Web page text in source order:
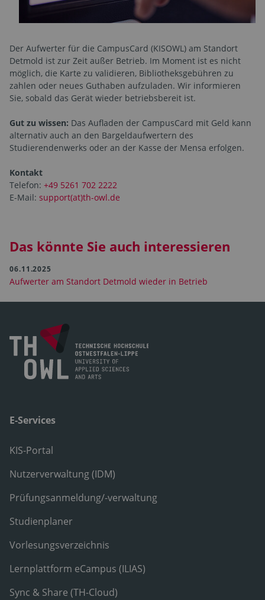
Der Aufwerter für die CampusCard (KISOWL) am Standort
Detmold ist zur Zeit außer Betrieb. Im Moment ist es nicht
möglich, die Karte zu validieren, Bibliotheksgebühren zu
zahlen oder neues Guthaben aufzuladen. Wir informieren
Sie, sobald das Gerät wieder betriebsbereit ist.
Gut zu wissen: Das Aufladen der CampusCard mit Geld kann
alternativ auch an den Bargeldaufwertern des
Studierendenwerks oder an der Kasse der Mensa erfolgen.
Kontakt
Telefon: +49 5261 702 2222
E-Mail: support(at)th-owl.de
Das könnte Sie auch interessieren
06.11.2025
Aufwerter am Standort Detmold wieder in Betrieb
E-Services
KIS-Portal
Nutzerverwaltung (IDM)
Prüfungsanmeldung/-verwaltung
Studienplaner
Vorlesungsverzeichnis
Lernplattform eCampus (ILIAS)
Sync & Share (TH-Cloud)